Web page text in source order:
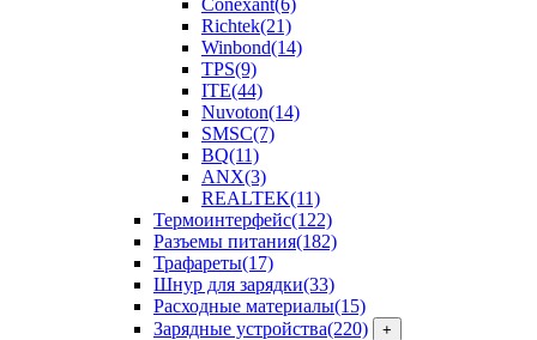
Richtek(21)
Winbond(14)
TPS(9)
ITE(44)
Nuvoton(14)
SMSC(7)
BQ(11)
ANX(3)
REALTEK(11)
Термоинтерфейс(122)
Разъемы питания(182)
Трафареты(17)
Шнур для зарядки(33)
Расходные материалы(15)
Зарядные устройства(220) +